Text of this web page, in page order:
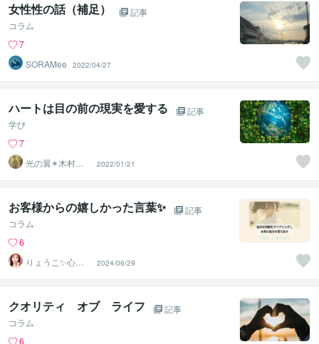
女性性の話（補足）
記事
コラム
7
SORAMee
2022/04/27
ハートは目の前の現実を愛する
記事
学び
7
光の翼✴︎木村心
美
2022/01/21
お客様からの嬉しかった言葉✨
記事
コラム
6
りょうこ✨心を
癒し現実を動か
すセラピスト
2024/06/29
クオリティ オブ ライフ
記事
コラム
6